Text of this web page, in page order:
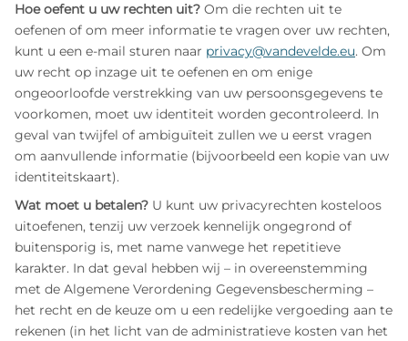
Hoe oefent u uw rechten uit? Om die rechten uit te
oefenen of om meer informatie te vragen over uw rechten,
kunt u een e‑mail sturen naar privacy@vandevelde.eu. Om
uw recht op inzage uit te oefenen en om enige
ongeoorloofde verstrekking van uw persoonsgegevens te
voorkomen, moet uw identiteit worden gecontroleerd. In
geval van twijfel of ambiguïteit zullen we u eerst vragen
om aanvullende informatie (bijvoorbeeld een kopie van uw
identiteitskaart).
Wat moet u betalen? U kunt uw privacyrechten kosteloos
uitoefenen, tenzij uw verzoek kennelijk ongegrond of
buitensporig is, met name vanwege het repetitieve
karakter. In dat geval hebben wij – in overeenstemming
met de Algemene Verordening Gegevensbescherming –
het recht en de keuze om u een redelijke vergoeding aan te
rekenen (in het licht van de administratieve kosten van het